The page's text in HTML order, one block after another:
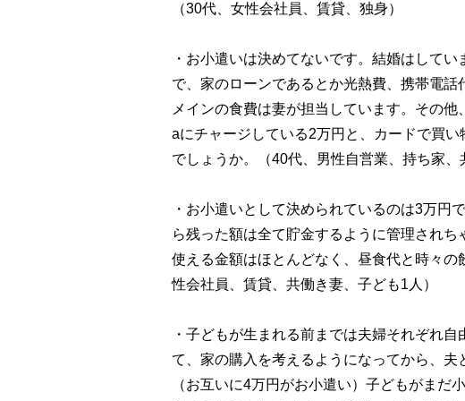
（30代、女性会社員、賃貸、独身）
・お小遣いは決めてないです。結婚はして
で、家のローンであるとか光熱費、携帯電話
メインの食費は妻が担当しています。その
aにチャージしている2万円と、カードで買
でしょうか。（40代、男性自営業、持ち家、
・お小遣いとして決められているのは3万円
ら残った額は全て貯金するように管理され
使える金額はほとんどなく、昼食代と時々
性会社員、賃貸、共働き妻、子ども1人）
・子どもが生まれる前までは夫婦それぞれ
て、家の購入を考えるようになってから、夫
（お互いに4万円がお小遣い）子どもがまだ